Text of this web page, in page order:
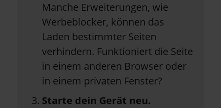
Manche Erweiterungen, wie
Werbeblocker, können das
Laden bestimmter Seiten
verhindern. Funktioniert die Seite
in einem anderen Browser oder
in einem privaten Fenster?
Starte dein Gerät neu.